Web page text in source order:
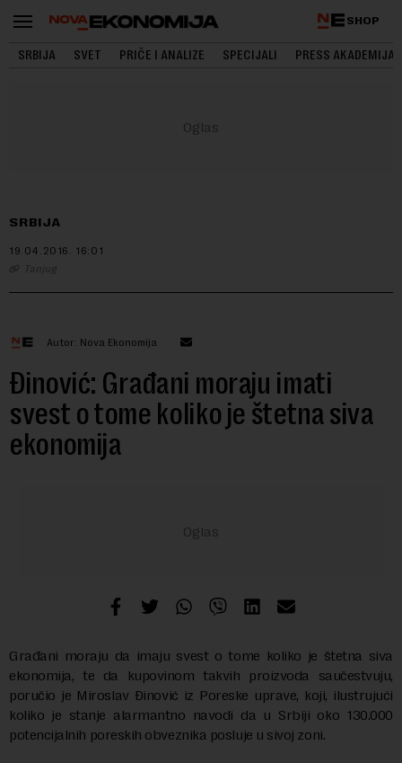
SHOP
SRBIJA SVET PRIČE I ANALIZE SPECIJALI PRESS AKADEMIJA
SRBIJA
19.04.2016. 16:01
Tanjug
Autor: Nova Ekonomija
Đinović: Građani moraju imati
svest o tome koliko je štetna siva
ekonomija
Građani moraju da imaju svest o tome koliko je štetna siva
ekonomija, te da kupovinom takvih proizvoda saučestvuju,
poručio je Miroslav Đinović iz Poreske uprave, koji, ilustrujući
koliko je stanje alarmantno navodi da u Srbiji oko 130.000
potencijalnih poreskih obveznika posluje u sivoj zoni.